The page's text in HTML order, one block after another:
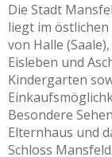
Die Stadt
liegt im
von Halle
Eisleben und
Kindergarten
Besondere
Elternhaus und
Schloss Mansfeld.